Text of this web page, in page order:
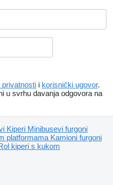
privatnosti i korisnički ugovor.
u svrhu davanja odgovora na
Kiperi Minibusevi furgoni
platformama Kamioni furgoni
kiperi s kukom